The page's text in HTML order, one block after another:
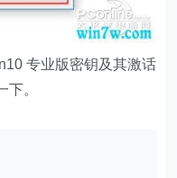
专业版密钥及其激话
。